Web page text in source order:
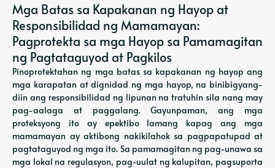
Mga Batas sa Kapakanan ng Hayop at
Responsibilidad ng Mamamayan:
Pagprotekta sa mga Hayop sa Pamamagitan
ng Pagtataguyod at Pagkilos
Pinoprotektahan ng mga batas sa kapakanan ng hayop ang
mga karapatan at dignidad ng mga hayop, na binibigyang-
diin ang responsibilidad ng lipunan na tratuhin sila nang may
pag-aalaga at paggalang. Gayunpaman, ang mga
proteksyong ito ay epektibo lamang kapag ang mga
mamamayan ay aktibong nakikilahok sa pagpapatupad at
pagtataguyod ng mga ito. Sa pamamagitan ng pag-unawa sa
mga lokal na regulasyon, pag-uulat ng kalupitan, pagsuporta